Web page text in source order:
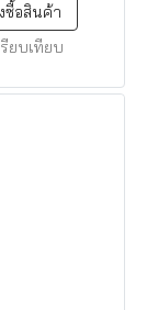
ซื้อสินค้า
ยบเทียบ